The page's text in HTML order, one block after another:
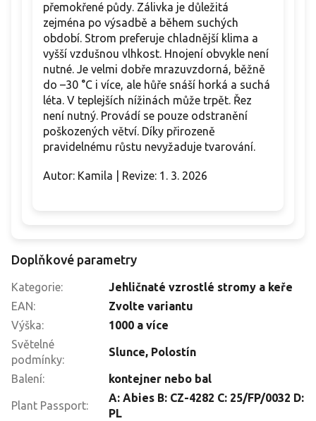
přemokřené půdy. Zálivka je důležitá
zejména po výsadbě a během suchých
období. Strom preferuje chladnější klima a
vyšší vzdušnou vlhkost. Hnojení obvykle není
nutné. Je velmi dobře mrazuvzdorná, běžně
do –30 °C i více, ale hůře snáší horká a suchá
léta. V teplejších nížinách může trpět. Řez
není nutný. Provádí se pouze odstranění
poškozených větví. Díky přirozeně
pravidelnému růstu nevyžaduje tvarování.
Autor: Kamila | Revize: 1. 3. 2026
Doplňkové parametry
Kategorie:
Jehličnaté vzrostlé stromy a keře
EAN:
Zvolte variantu
Výška:
1000 a více
Světelné
podmínky:
Slunce, Polostín
Balení: kontejner nebo bal
Plant Passport:
A: Abies B: CZ-4282 C: 25/FP/0032 D:
PL